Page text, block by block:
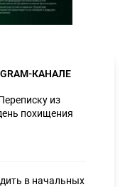
КАНАЛЕ
из
похищения
в начальных